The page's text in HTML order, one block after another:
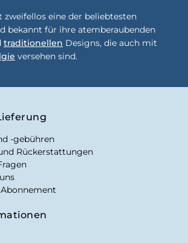
zweifellos eine der beliebtesten
bekannt für ihre atemberaubenden
traditionellen Designs, die auch mit
versehen sind.
-gebühren
Rückerstattungen